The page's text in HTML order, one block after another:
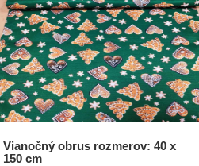
Vianočný obrus rozmerov: 40 x
150 cm